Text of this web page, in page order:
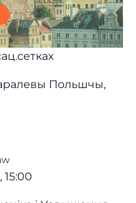
Польшчы,
15:00